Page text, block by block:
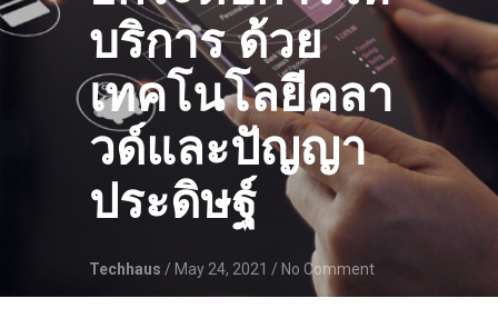
บริการ ด้วย
เทคโนโลยีคลา
วด์และปัญญา
ประดิษฐ์
Techhaus / May 24, 2021 / No Comment